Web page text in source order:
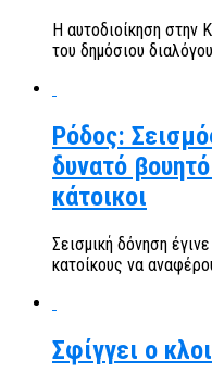
Η αυτοδιοίκηση στην
του δημόσιου
Ρόδος:
δυνατό
κάτοικοι
Σεισμική δόνηση
κατοίκους να
Σφίγγει ο